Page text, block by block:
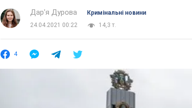
Дар'я Дурова
Кримінальні новини
24.04.2021 00:22
14,3 т.
4